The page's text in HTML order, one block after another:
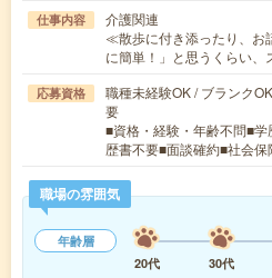
仕事内容
介護関連
≪散歩に付き添ったり、お
に簡単！」と思うくらい
応募資格
職種未経験OK / ブランク
要
■資格・経験・年齢不問■
歴書不要■面談確約■社会
職場の雰囲気
年齢層
20代
30代